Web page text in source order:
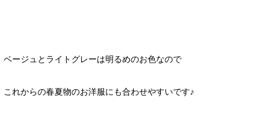
ベージュとライトグレーは明るめのお色なので
これからの春夏物のお洋服にも合わせやすいです♪